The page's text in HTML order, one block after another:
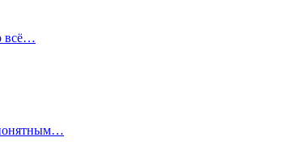
всё…